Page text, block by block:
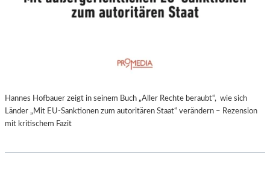
Hannes Hofbauer zeigt in seinem Buch „Aller Rechte beraubt“, wie sich
Länder „Mit EU-Sanktionen zum autoritären Staat“ verändern – Rezension
mit kritischem Fazit